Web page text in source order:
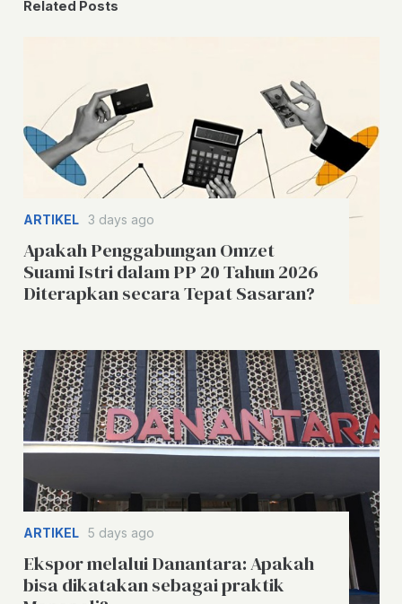
Related Posts
ARTIKEL 3 days ago
Apakah Penggabungan Omzet
Suami Istri dalam PP 20 Tahun 2026
Diterapkan secara Tepat Sasaran?
ARTIKEL 5 days ago
Ekspor melalui Danantara: Apakah
bisa dikatakan sebagai praktik